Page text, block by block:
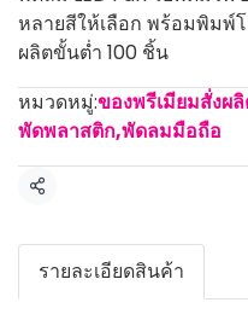
หลายสีให้เลือก พร้อมพิมพ์
ผลิตขั้นต่ำ 100 ชิ้น
หมวดหมู่:ของพรีเมียมสั่งผ
พัดพลาสติก,พัดลมมือถือ
แชร์
รายละเอียดสินค้า